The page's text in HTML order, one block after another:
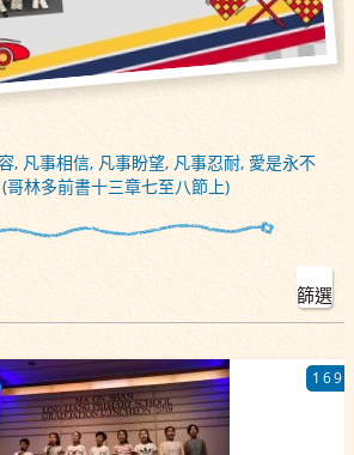
, 凡事相信, 凡事盼望, 凡事忍耐, 愛是永不
哥林多前書十三章七至八節上)
篩選
169